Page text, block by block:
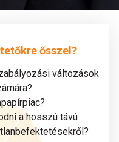
ősszel?
változások
a hosszú távú